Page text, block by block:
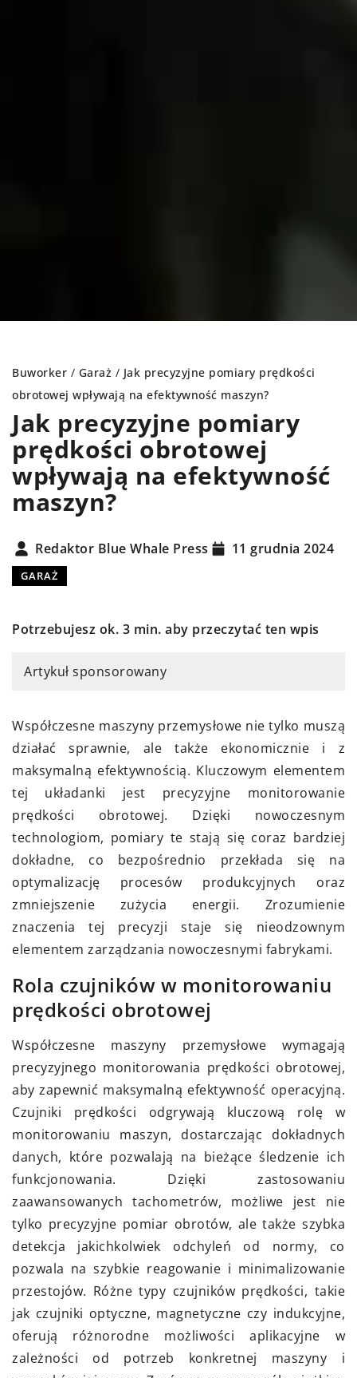
Buworker / Garaż / Jak precyzyjne pomiary prędkości
obrotowej wpływają na efektywność maszyn?
Jak precyzyjne pomiary
prędkości obrotowej
wpływają na efektywność
maszyn?
Redaktor Blue Whale Press 11 grudnia 2024
GARAŻ
Potrzebujesz ok. 3 min. aby przeczytać ten wpis
Artykuł sponsorowany
Współczesne maszyny przemysłowe nie tylko muszą
działać sprawnie, ale także ekonomicznie i z
maksymalną efektywnością. Kluczowym elementem
tej układanki jest precyzyjne monitorowanie
prędkości obrotowej. Dzięki nowoczesnym
technologiom, pomiary te stają się coraz bardziej
dokładne, co bezpośrednio przekłada się na
optymalizację procesów produkcyjnych oraz
zmniejszenie zużycia energii. Zrozumienie
znaczenia tej precyzji staje się nieodzownym
elementem zarządzania nowoczesnymi fabrykami.
Rola czujników w monitorowaniu
prędkości obrotowej
Współczesne maszyny przemysłowe wymagają
precyzyjnego monitorowania prędkości obrotowej,
aby zapewnić maksymalną efektywność operacyjną.
Czujniki prędkości odgrywają kluczową rolę w
monitorowaniu maszyn, dostarczając dokładnych
danych, które pozwalają na bieżące śledzenie ich
funkcjonowania. Dzięki zastosowaniu
zaawansowanych tachometrów, możliwe jest nie
tylko precyzyjne pomiar obrotów, ale także szybka
detekcja jakichkolwiek odchyleń od normy, co
pozwala na szybkie reagowanie i minimalizowanie
przestojów. Różne typy czujników prędkości, takie
jak czujniki optyczne, magnetyczne czy indukcyjne,
oferują różnorodne możliwości aplikacyjne w
zależności od potrzeb konkretnej maszyny i